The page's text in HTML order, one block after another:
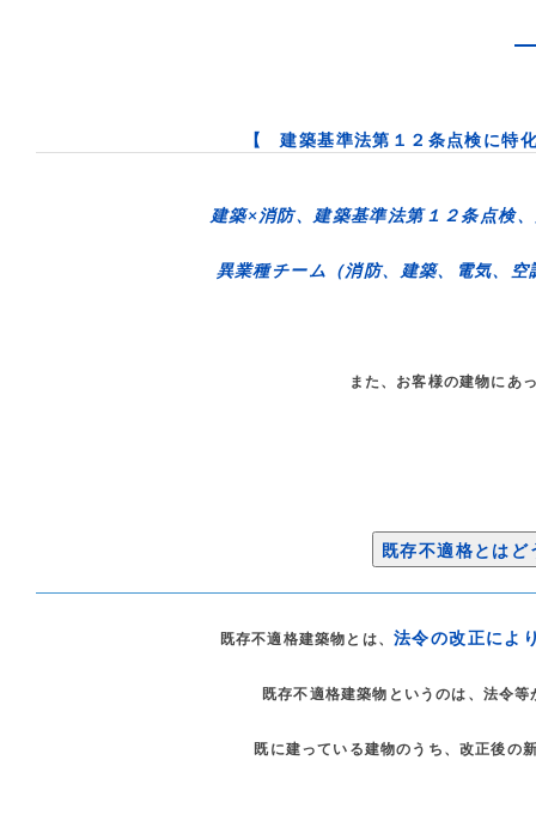
【 建築基準法第１２条点検に特
建築×消防、建築基準法第１２条点検
異業種チーム（消防、建築、電気、
また、お客様の建物にあ
既存不適格とは
既存不適格建築物とは、 法令の改正によ
既存不適格建築物というのは、法令
既に建っている建物のうち、改正後の